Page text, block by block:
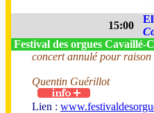
15:00
Festival des orgues Cavaillé-
concert annulé pour
Quentin Guérillot
Lien :